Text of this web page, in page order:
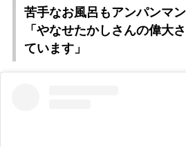
苦手なお風呂もアンパンマ
「やなせたかしさんの偉大
ています」